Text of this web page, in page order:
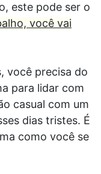
este pode ser o
você vai
você precisa do
para lidar com
casual com um
dias tristes. É
como você se